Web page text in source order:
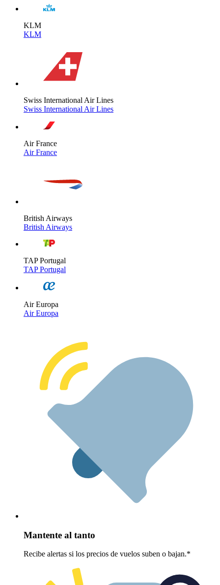
KLM
KLM
Swiss International Air Lines
Swiss International Air Lines
Air France
Air France
British Airways
British Airways
TAP Portugal
TAP Portugal
Air Europa
Air Europa
Mantente al tanto
Recibe alertas si los precios de vuelos suben o bajan.*